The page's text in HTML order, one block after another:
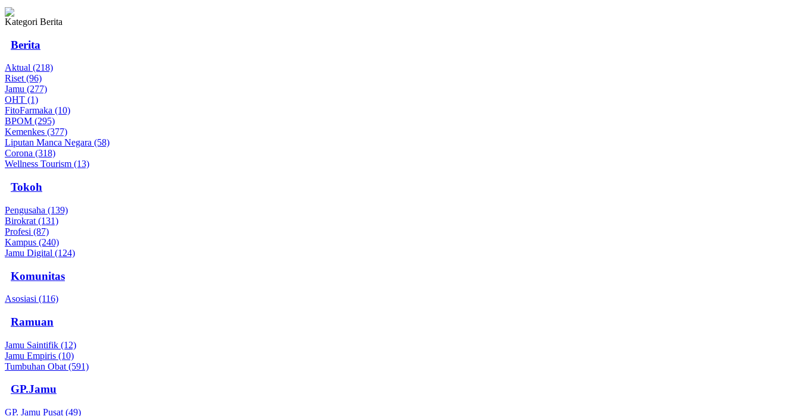
Kategori Berita
Berita
Aktual (218)
Riset (96)
Jamu (277)
OHT (1)
FitoFarmaka (10)
BPOM (295)
Kemenkes (377)
Liputan Manca Negara (58)
Corona (318)
Wellness Tourism (13)
Tokoh
Pengusaha (139)
Birokrat (131)
Profesi (87)
Kampus (240)
Jamu Digital (124)
Komunitas
Asosiasi (116)
Ramuan
Jamu Saintifik (12)
Jamu Empiris (10)
Tumbuhan Obat (591)
GP.Jamu
GP. Jamu Pusat (49)